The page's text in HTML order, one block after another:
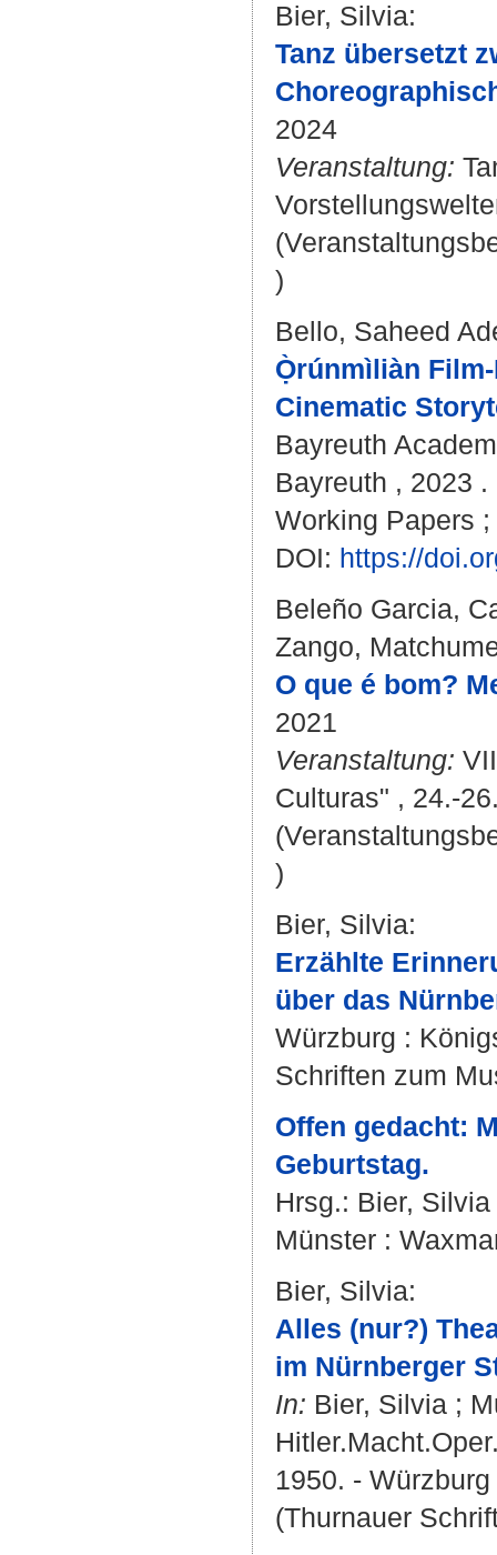
Bier, Silvia:
Tanz übersetzt
2024
Veranstaltung:
)
Bello, Saheed
Ọ̀rúnmìliàn
Cinematic
Bayreuth
Bayreuth , 2023
Working Papers ;
DOI: https://
Beleño Garcia,
Zango,
O que é bom?
2021
Veranstaltung:
Culturas" , 24.-
)
Bier, Silvia:
Erzählte
über das
Würzburg :
Schriften zum
Offen gedacht:
Geburtstag.
Hrsg.: Bier, Silvia
Münster :
Bier, Silvia:
Alles (nur?)
im Nürnberger
In: Bier, Silvia ;
1950. -
(Thurnauer